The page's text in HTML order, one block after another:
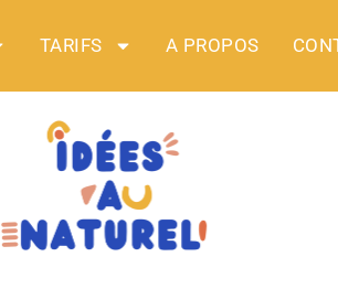
TARIFS A PROPOS